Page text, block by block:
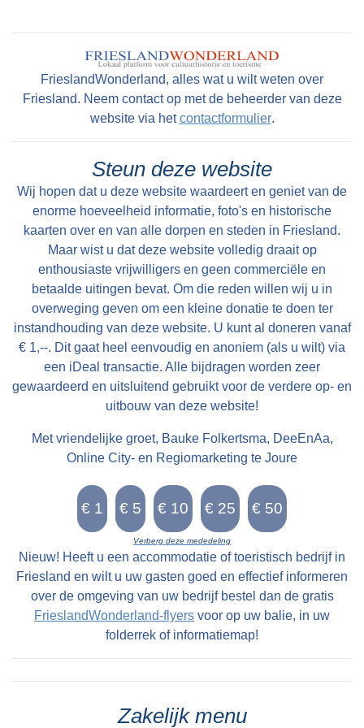
FrieslandWonderland, alles wat u wilt weten over
Friesland. Neem contact op met de beheerder van deze
website via hetcontactformulier.
Steun deze website
Wij hopen dat u deze website waardeert en geniet van de
enorme hoeveelheid informatie, foto's en historische
kaarten over en van alle dorpen en steden in Friesland.
Maar wist u dat deze website volledig draait op
enthousiaste vrijwilligers en geen commerciële en
betaalde uitingen bevat. Om die reden willen wij u in
overweging geven om een kleine donatie te doen ter
instandhouding van deze website. U kunt al doneren vanaf
€ 1,--. Dit gaat heel eenvoudig en anoniem (als u wilt) via
een iDeal transactie. Alle bijdragen worden zeer
gewaardeerd en uitsluitend gebruikt voor de verdere op- en
uitbouw van deze website!
Met vriendelijke groet, Bauke Folkertsma, DeeEnAa,
Online City- en Regiomarketing te Joure
Verberg deze mededeling
Nieuw! Heeft u een accommodatie of toeristisch bedrijf in
Friesland en wilt u uw gasten goed en effectief informeren
over de omgeving van uw bedrijf bestel dan de gratis
FrieslandWonderland-flyers voor op uw balie, in uw
folderrek of informatiemap!
Zakelijk menu